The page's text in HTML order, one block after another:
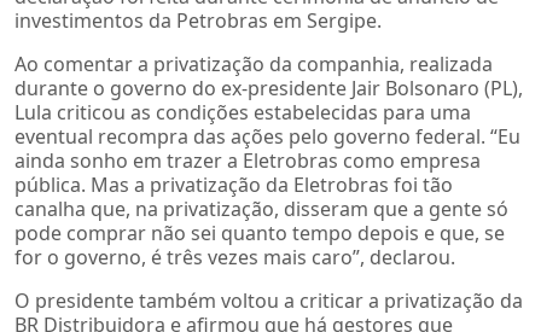
investimentos da Petrobras em Sergipe.
Ao comentar a privatização da companhia, realizada
durante o governo do ex-presidente Jair Bolsonaro (PL),
Lula criticou as condições estabelecidas para uma
eventual recompra das ações pelo governo federal. “Eu
ainda sonho em trazer a Eletrobras como empresa
pública. Mas a privatização da Eletrobras foi tão
canalha que, na privatização, disseram que a gente só
pode comprar não sei quanto tempo depois e que, se
for o governo, é três vezes mais caro”, declarou.
O presidente também voltou a criticar a privatização da
BR Distribuidora e afirmou que há gestores que